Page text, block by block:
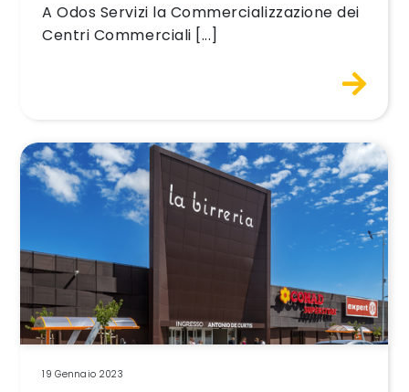
A Odos Servizi la Commercializzazione dei
Centri Commerciali [...]
19 Gennaio 2023